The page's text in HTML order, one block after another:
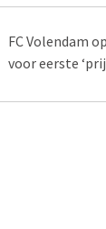
FC Volendam
voor eerste